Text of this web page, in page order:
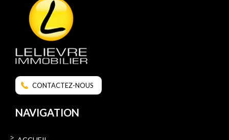
CONTACTEZ-NOUS
NAVIGATION